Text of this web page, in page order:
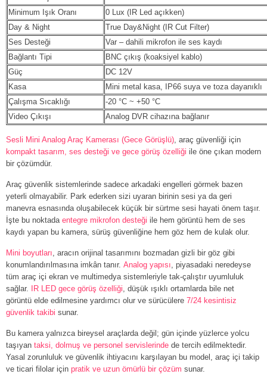
Minimum Işık Oranı
0 Lux (IR Led açıkken)
Day & Night
True Day&Night (IR Cut Filter)
Ses Desteği
Var – dahili mikrofon ile ses kaydı
Bağlantı Tipi
BNC çıkış (koaksiyel kablo)
Güç
DC 12V
Kasa
Mini metal kasa, IP66 suya ve toza dayanıklı
Çalışma Sıcaklığı
-20 °C ~ +50 °C
Video Çıkışı
Analog DVR cihazına bağlanır
Sesli Mini Analog Araç Kamerası (Gece Görüşlü) , araç güvenliği için
kompakt tasarım, ses desteği ve gece görüş özelliği ile öne çıkan modern
bir çözümdür.
Araç güvenlik sistemlerinde sadece arkadaki engelleri görmek bazen
yeterli olmayabilir. Park ederken sizi uyaran birinin sesi ya da geri
manevra esnasında oluşabilecek küçük bir sürtme sesi hayati önem taşır.
İşte bu noktada entegre mikrofon desteği ile hem görüntü hem de ses
kaydı yapan bu kamera, sürüş güvenliğine hem göz hem de kulak olur.
Mini boyutları , aracın orijinal tasarımını bozmadan gizli bir göz gibi
konumlandırılmasına imkân tanır. Analog yapısı , piyasadaki neredeyse
tüm araç içi ekran ve multimedya sistemleriyle tak-çalıştır uyumluluk
sağlar. IR LED gece görüş özelliği , düşük ışıklı ortamlarda bile net
görüntü elde edilmesine yardımcı olur ve sürücülere 7/24 kesintisiz
güvenlik takibi sunar.
Bu kamera yalnızca bireysel araçlarda değil; gün içinde yüzlerce yolcu
taşıyan taksi, dolmuş ve personel servislerinde de tercih edilmektedir.
Yasal zorunluluk ve güvenlik ihtiyacını karşılayan bu model, araç içi takip
ve ticari filolar için pratik ve uzun ömürlü bir çözüm sunar.